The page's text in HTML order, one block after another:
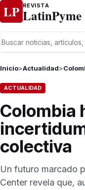
Ir al contenido
LP REVISTA
LatinPyme
Inicio>Actualidad>
ACTUALIDAD
Colombia
colectiva
Un futuro marcado
Center revela que,